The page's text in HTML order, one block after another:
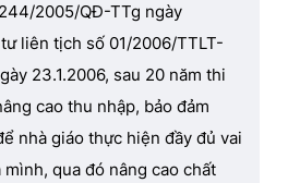
2005/QĐ-TTg ngày
liên tịch số 01/2006/TTLT-
23.1.2006, sau 20 năm thi
cao thu nhập, bảo đảm
nhà giáo thực hiện đầy đủ vai
qua đó nâng cao chất